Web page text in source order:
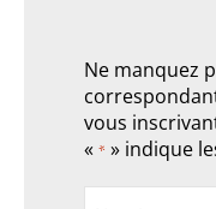
Ne manquez
vous
« * » indique